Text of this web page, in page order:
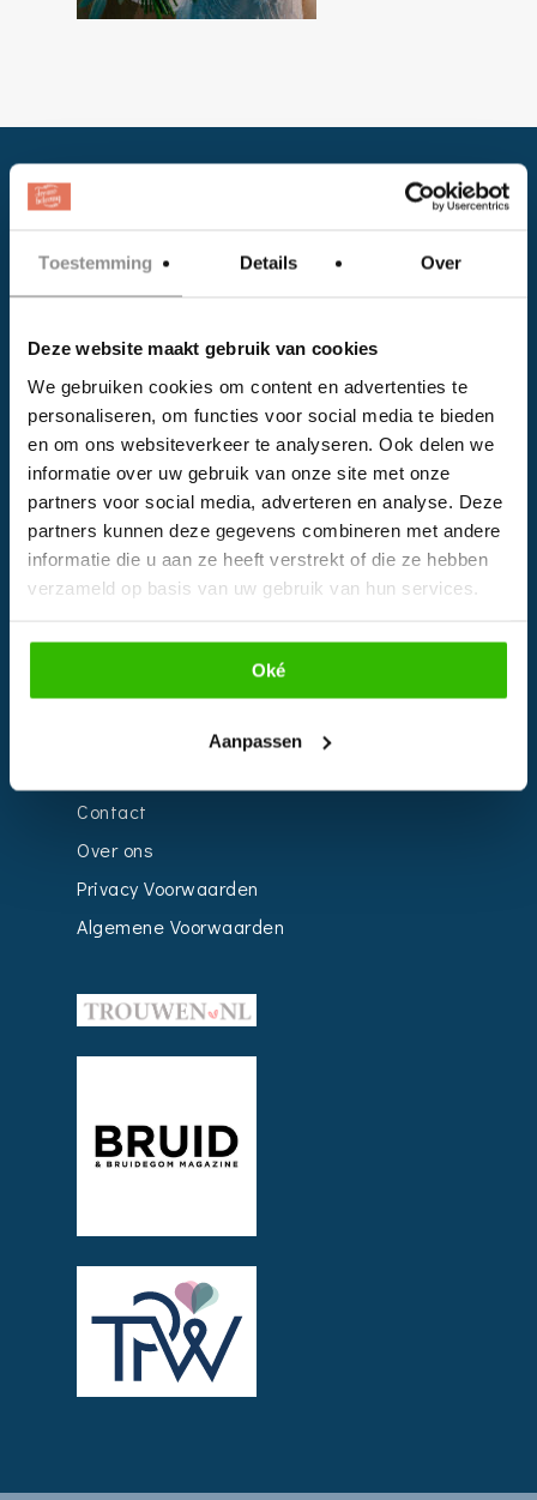
Toestemming Details Over
Deze website maakt gebruik van cookies
We gebruiken cookies om content en advertenties te
personaliseren, om functies voor social media te bieden
en om ons websiteverkeer te analyseren. Ook delen we
informatie over uw gebruik van onze site met onze
partners voor social media, adverteren en analyse. Deze
partners kunnen deze gegevens combineren met andere
informatie die u aan ze heeft verstrekt of die ze hebben
verzameld op basis van uw gebruik van hun services.
Oké
Aanpassen
Facebook
Instagram
EVENTS
Kalender
Bedrijven
Impressie
Weddingplanner
Contact
Over ons
Privacy Voorwaarden
Algemene Voorwaarden